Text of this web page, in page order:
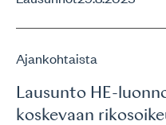
Ajankohtaista
Lausunto HE-
koskevaan